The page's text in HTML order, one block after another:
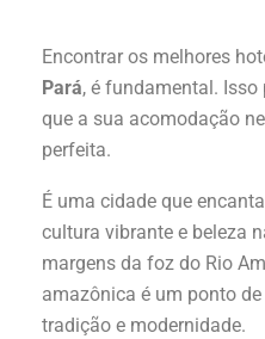
Encontrar os melhores
Pará, é fundamental.
que a sua acomodação
perfeita.
É uma cidade que
cultura vibrante e beleza
margens da foz do Rio
amazônica é um ponto
tradição e modernidade.